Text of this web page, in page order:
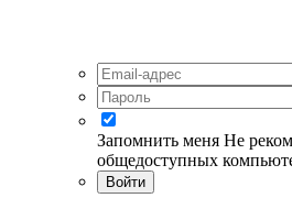
Запомнить меня Не
общедоступных
Войти